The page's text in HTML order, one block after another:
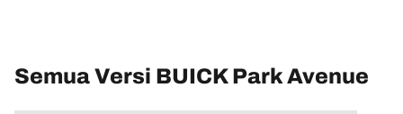
Semua Versi BUICK Park Avenue